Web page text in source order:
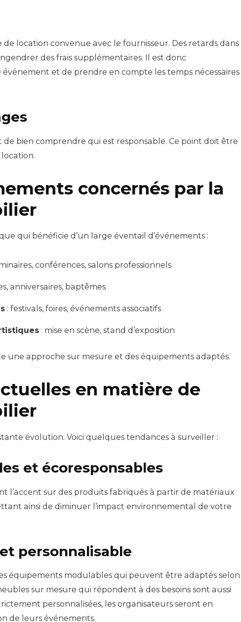
location convenue avec le fournisseur. Des retards dans
des frais supplémentaires. Il est donc
et de prendre en compte les temps nécessaires
bien comprendre qui est responsable. Ce point doit être
concernés par la
qui bénéficie d’un large éventail d’événements :
conférences, salons professionnels
anniversaires, baptêmes
: festivals, foires, événements associatifs
: mise en scène, stand d’exposition
une approche sur mesure et des équipements adaptés.
en matière de
évolution. Voici quelques tendances à surveiller :
et écoresponsables
l’accent sur des produits fabriqués à partir de matériaux
ainsi de diminuer l’impact environnemental de votre
personnalisable
équipements modulables qui peuvent être adaptés selon
sur mesure qui répondent à des besoins sont aussi
personnalisées, les organisateurs seront en
de leurs événements.